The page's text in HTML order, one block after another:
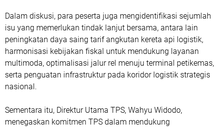
Dalam diskusi, para peserta juga mengidentifikasi sejumlah
isu yang memerlukan tindak lanjut bersama, antara lain
peningkatan daya saing tarif angkutan kereta api logistik,
harmonisasi kebijakan fiskal untuk mendukung layanan
multimoda, optimalisasi jalur rel menuju terminal petikemas,
serta penguatan infrastruktur pada koridor logistik strategis
nasional.
Sementara itu, Direktur Utama TPS, Wahyu Widodo,
menegaskan komitmen TPS dalam mendukung